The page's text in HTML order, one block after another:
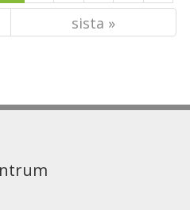
sista »